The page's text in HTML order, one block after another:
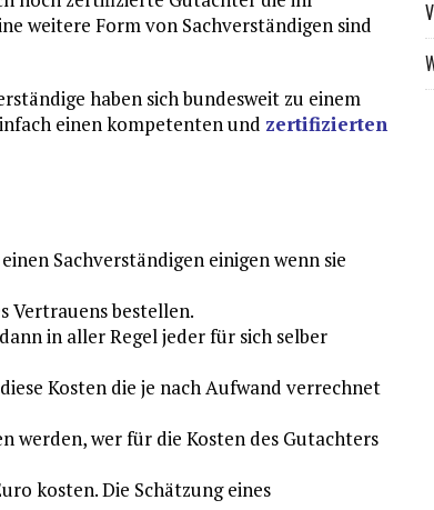
weitere Form von Sachverständigen sind
haben sich bundesweit zu einem
einen kompetenten und zertifizierten
Sachverständigen einigen wenn sie
Vertrauens bestellen.
in aller Regel jeder für sich selber
Kosten die je nach Aufwand verrechnet
wer für die Kosten des Gutachters
kosten. Die Schätzung eines